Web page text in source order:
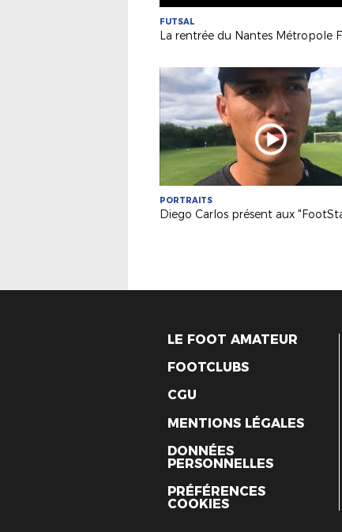
FUTSAL
PORTRAITS
LE FOOT AMATEUR
FOOTCLUBS
CGU
MENTIONS LÉGALES
DONNÉES
PERSONNELLES
PRÉFÉRENCES
COOKIES